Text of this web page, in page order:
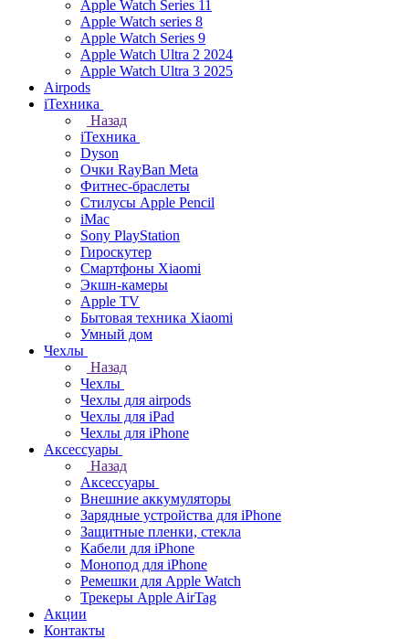
Apple Watch Series 11
Apple Watch series 8
Apple Watch Series 9
Apple Watch Ultra 2 2024
Apple Watch Ultra 3 2025
Airpods
iТехника
Назад
iТехника
Dyson
Очки RayBan Meta
Фитнес-браслеты
Стилусы Apple Pencil
iMac
Sony PlayStation
Гироскутер
Смартфоны Xiaomi
Экшн-камеры
Apple TV
Бытовая техника Xiaomi
Умный дом
Чехлы
Назад
Чехлы
Чехлы для airpods
Чехлы для iPad
Чехлы для iPhone
Аксессуары
Назад
Аксессуары
Внешние аккумуляторы
Зарядные устройства для iPhone
Защитные пленки, стекла
Кабели для iPhone
Монопод для iPhone
Ремешки для Apple Watch
Трекеры Apple AirTag
Акции
Контакты